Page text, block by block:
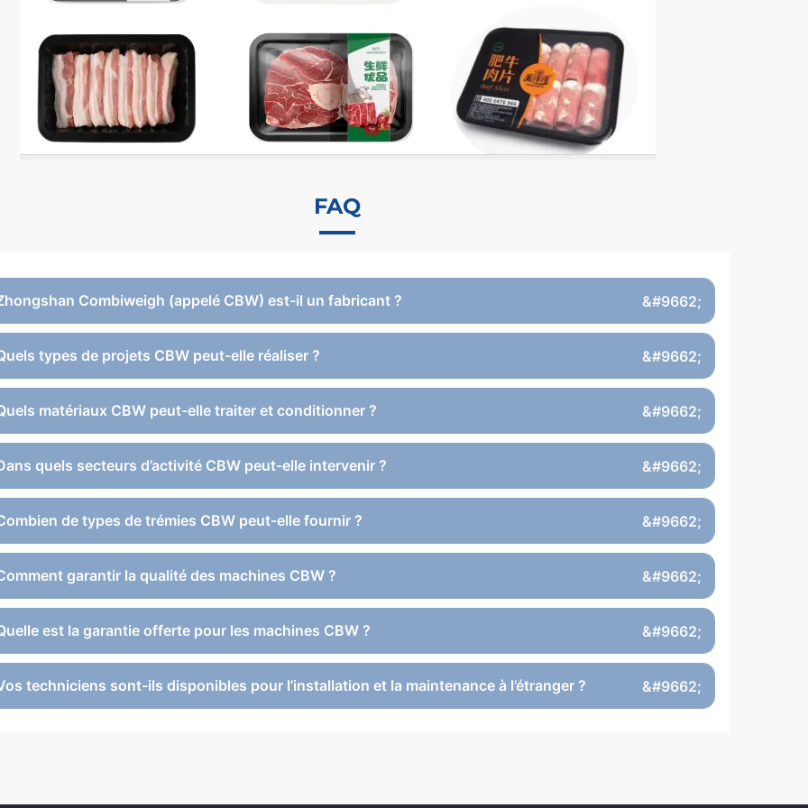
FAQ
Combiweigh (appelé CBW) est-il un fabricant ?
types de projets CBW peut-elle réaliser ?
matériaux CBW peut-elle traiter et conditionner ?
quels secteurs d’activité CBW peut-elle intervenir ?
de types de trémies CBW peut-elle fournir ?
garantir la qualité des machines CBW ?
est la garantie offerte pour les machines CBW ?
techniciens sont-ils disponibles pour l’installation et la maintenance à l’étranger ?